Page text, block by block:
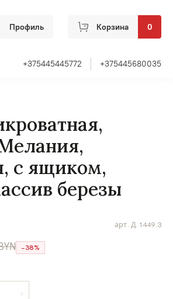
Профиль Корзина 0
+375445445772 +375445680035
арт. Д.1449.3
с ящиком,
березы
−38%